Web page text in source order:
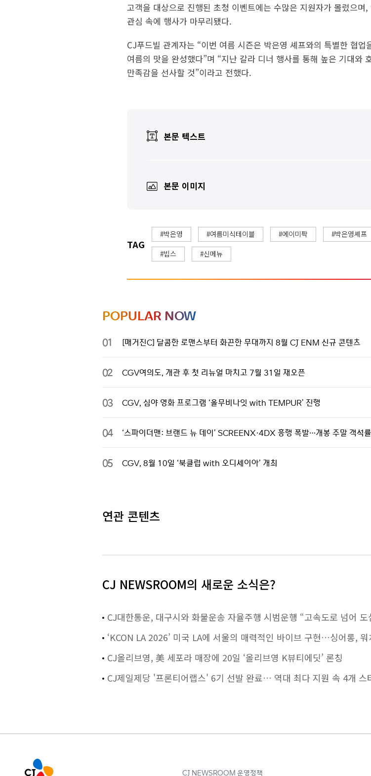
고객을 대상으로 진행된 초청 이벤트에는 수많은 지원자가 몰렸으
관심 속에 행사가 마무리됐다.
CJ푸드빌 관계자는 “이번 여름 시즌은 박은영 셰프와의 특별한 협
여름의 맛을 완성했다”며 “지난 갈라 디너 행사를 통해 높은 기대와
만족감을 선사할 것”이라고 전했다.
본문 텍스트
본문 이미지
TAG
#박은영 #여름미식테이블 #에이미팍 #박은영셰프
#빕스
#신메뉴
POPULAR NOW
01 [매거진C] 달콤한 로맨스부터 화끈한 무대까지 8월 CJ ENM 신규 콘텐츠
02 CGV여의도, 개관 후 첫 리뉴얼 마치고 7월 31일 재오픈
03 CGV, 심야 영화 프로그램 ‘올무비나잇 with TEMPUR’ 진행
04 ‘스파이더맨: 브랜드 뉴 데이’ SCREENX·4DX 흥행 폭발…개봉 주말 객석
05 CGV, 8월 10일 ‘북클럽 with 오디세이아’ 개최
연관 콘텐츠
CJ NEWSROOM의 새로운 소식은?
CJ대한통운, 대구시와 화물운송 자율주행 시범운행 “고속도로 넘어
‘KCON LA 2026’ 미국 LA에 서울의 매력적인 바이브 구현…싱어롱,
CJ올리브영, 美 세포라 매장에 20일 ‘올리브영 K뷰티에딧’ 론칭
CJ제일제당 '프론티어랩스' 6기 선발 완료… 역대 최다 지원 속 4개 스
CJ NEWSROOM 운영정책